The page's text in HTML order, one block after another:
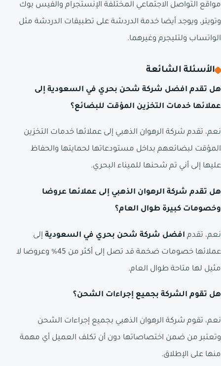
مواقع التواصل الاجتماعي المختلفة الإنستجرام والفيس بوك
وتويتر، ويوجد أيضا خدمة الدردشة على تطبيقات الدردشة مثل
الواتساب ولتليجرم وغيرهما.
الأسئلة الشائعة
هل تقدم افضل شركة شحن بحري في السعودية إلى
عملائها خدمات التخزين المؤقت للبضائع؟
نعم، تقدم شركة الرهوان الذهبي إلى عملائها خدمات التخزين
المؤقت لبضائعهم بداخل مستودعاتها لحمايتها والحفاظ
عليها إلى أني تم شحنها للميناء البحري.
هل تقدم شركة الرهوان الذهبي إلى عملائها عروضا
وخصومات كبيرة طوال العام؟
نعم، تقدم افضل شركة شحن بحري في السعودية إلى
عملائها خصومات ضخمة قد تصل إلى أكثر من 45% وعروضا لا
مثيل لها متاحة طوال العام.
هل تقوم الشركة بجميع إجراءات الشحن؟
نعم، تقوم شركة الرهوان الذهبي بجميع إجراءات الشحن
وتعتبر من ضمن اختصاصاتها دون أن تكلف العميل أي مهمة
منها على الإطلاق.